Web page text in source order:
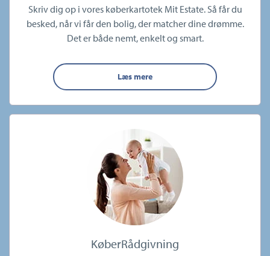
Skriv dig op i vores køberkartotek Mit Estate. Så får du
besked, når vi får den bolig, der matcher dine drømme.
Det er både nemt, enkelt og smart.
Læs mere
KøberRådgivning